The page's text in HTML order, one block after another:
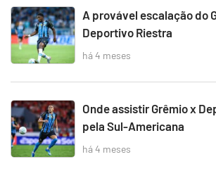
A provável escalação do
Deportivo Riestra
há 4 meses
Onde assistir Grêmio x
pela Sul-Americana
há 4 meses